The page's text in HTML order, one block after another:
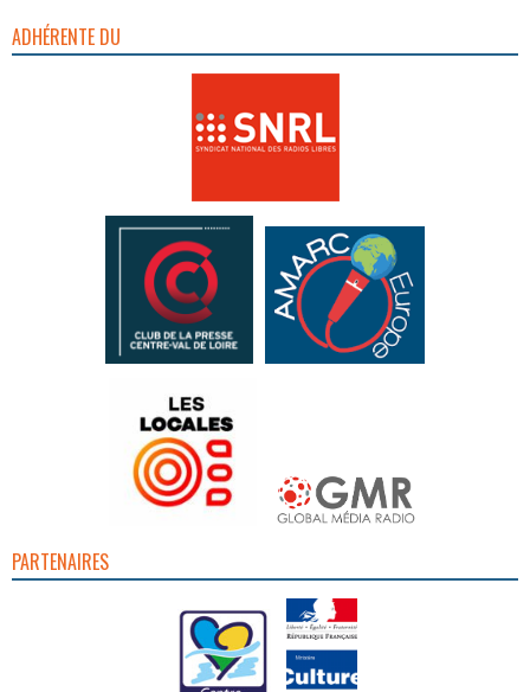
ADHÉRENTE DU
PARTENAIRES